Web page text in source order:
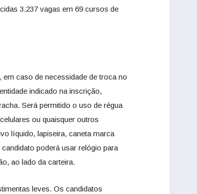
3.237 vagas em 69 cursos de
caso de necessidade de troca no
indicado na inscrição,
Será permitido o uso de régua
ou quaisquer outros
líquido, lapiseira, caneta marca
poderá usar relógio para
ao lado da carteira.
leves. Os candidatos